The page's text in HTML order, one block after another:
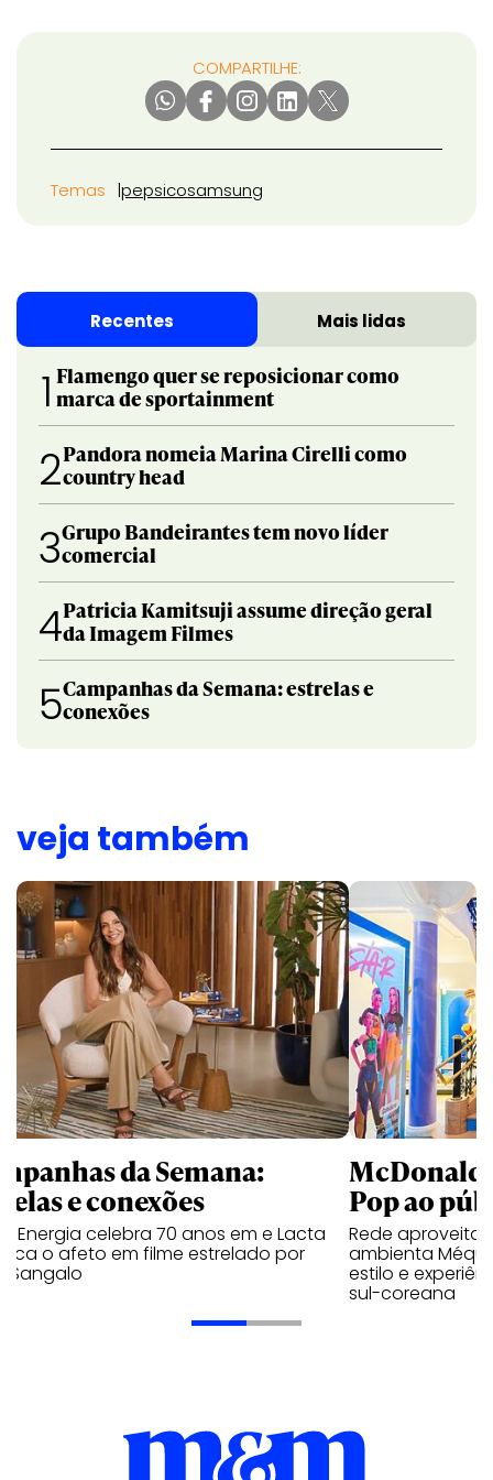
COMPARTILHE:
Temas pepsicosamsung
Recentes Mais lidas
1 Flamengo quer se reposicionar como
marca de sportainment
2Pandora nomeia Marina Cirelli como
country head
3Grupo Bandeirantes tem novo líder
comercial
4Patricia Kamitsuji assume direção geral
da Imagem Filmes
5Campanhas da Semana: estrelas e
conexões
veja também
da Semana:
e conexões
Energia celebra 70 anos em e Lacta
o afeto em filme estrelado por
Sangalo
Pop ao
Rede aproveita
ambienta Méqui
estilo e
sul-coreana